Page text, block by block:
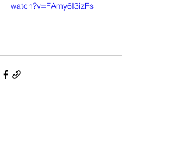
watch?v=FAmy6I3izFs